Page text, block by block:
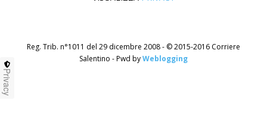
Reg. Trib. n°1011 del 29 dicembre 2008 - © 2015-2016 Corriere
Salentino - Pwd byWeblogging
Privacy